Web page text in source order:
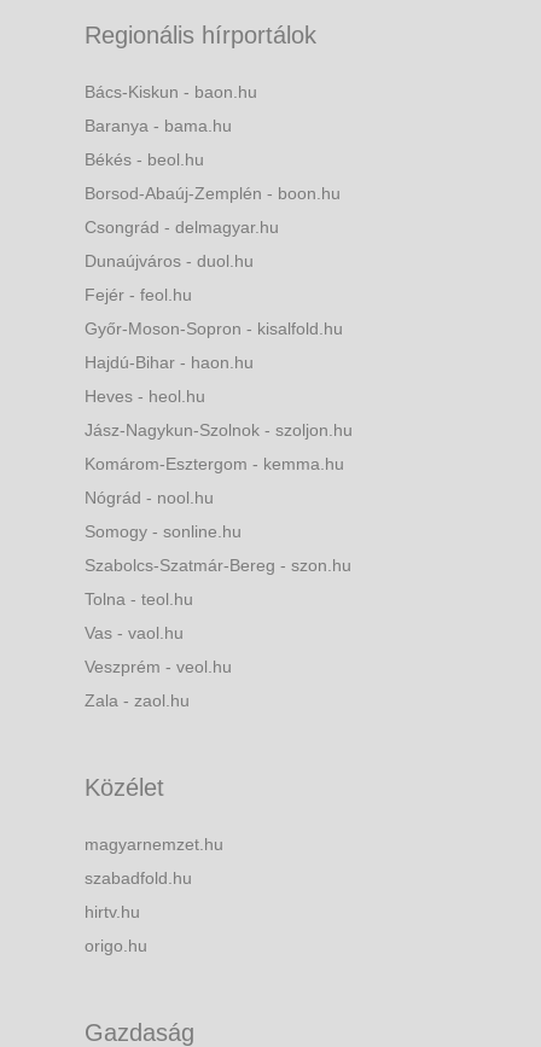
Regionális hírportálok
Bács-Kiskun - baon.hu
Baranya - bama.hu
Békés - beol.hu
Borsod-Abaúj-Zemplén - boon.hu
Csongrád - delmagyar.hu
Dunaújváros - duol.hu
Fejér - feol.hu
Győr-Moson-Sopron - kisalfold.hu
Hajdú-Bihar - haon.hu
Heves - heol.hu
Jász-Nagykun-Szolnok - szoljon.hu
Komárom-Esztergom - kemma.hu
Nógrád - nool.hu
Somogy - sonline.hu
Szabolcs-Szatmár-Bereg - szon.hu
Tolna - teol.hu
Vas - vaol.hu
Veszprém - veol.hu
Zala - zaol.hu
Közélet
magyarnemzet.hu
szabadfold.hu
hirtv.hu
origo.hu
Gazdaság